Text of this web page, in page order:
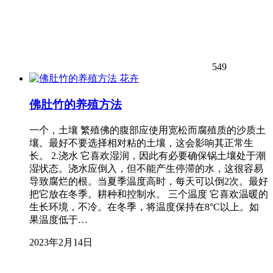
549
花卉
佛肚竹的养殖方法
一个，土壤 繁殖佛的腹部应使用宽松而腐殖质的沙质土
壤。最好不要选择相对粘的土壤，这会影响其正常生
长。 2.浇水 它喜欢湿润，因此有必要确保锅土壤处于潮
湿状态。浇水应倒入，但不能产生停滞的水，这很容易
导致腐烂的根。当夏季温度高时，每天可以倒2次。最好
把它放在冬季。耕种和控制水。 三个温度 它喜欢温暖的
生长环境，不冷。在冬季，将温度保持在8°C以上。如
果温度低于…
2023年2月14日